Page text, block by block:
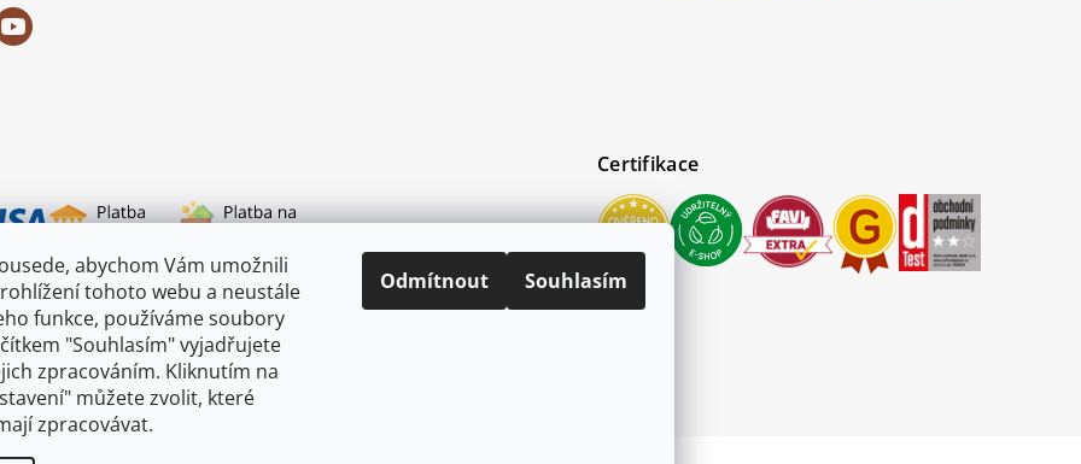
abychom Vám umožnili
tohoto webu a neustále
funkce, používáme soubory
"Souhlasím" vyjadřujete
zpracováním. Kliknutím na
můžete zvolit, které
zpracovávat.
Odmítnout Souhlasím
dopravy
Certifikace